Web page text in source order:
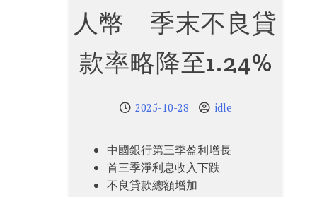
人幣 季末不良貸
款率略降至1.24%
2025-10-28 idle
中國銀行第三季盈利增長
首三季淨利息收入下跌
不良貸款總額增加